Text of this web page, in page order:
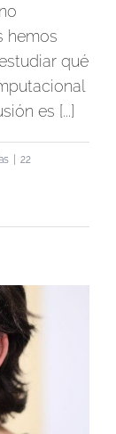
hemos
qué
es [...]
22